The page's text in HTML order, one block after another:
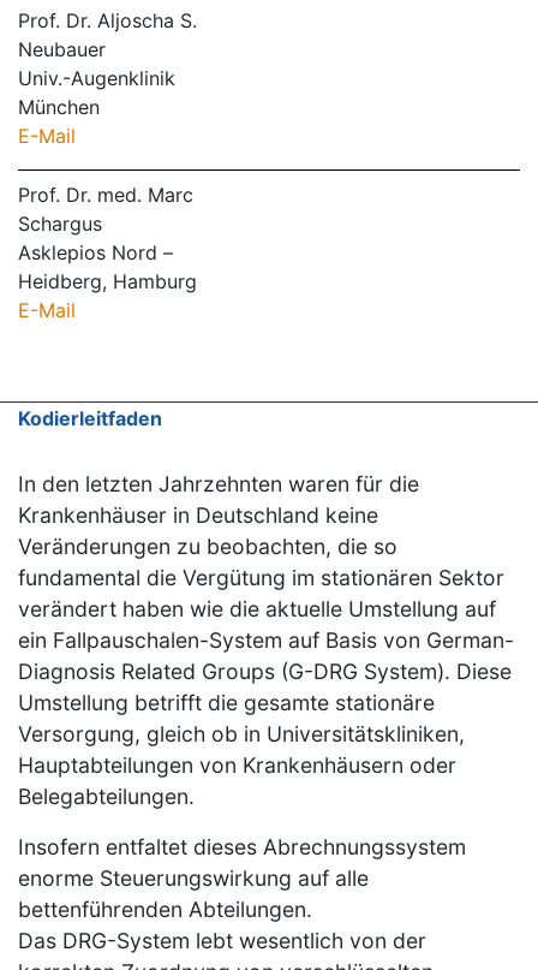
Prof. Dr. Aljoscha S.
Neubauer
Univ.-Augenklinik
München
E-Mail
Prof. Dr. med. Marc
Schargus
Asklepios Nord –
Heidberg, Hamburg
E-Mail
Kodierleitfaden
In den letzten Jahrzehnten waren für die
Krankenhäuser in Deutschland keine
Veränderungen zu beobachten, die so
fundamental die Vergütung im stationären Sektor
verändert haben wie die aktuelle Umstellung auf
ein Fallpauschalen-System auf Basis von German-
Diagnosis Related Groups (G-DRG System). Diese
Umstellung betrifft die gesamte stationäre
Versorgung, gleich ob in Universitätskliniken,
Hauptabteilungen von Krankenhäusern oder
Belegabteilungen.
Insofern entfaltet dieses Abrechnungssystem
enorme Steuerungswirkung auf alle
bettenführenden Abteilungen.
Das DRG-System lebt wesentlich von der